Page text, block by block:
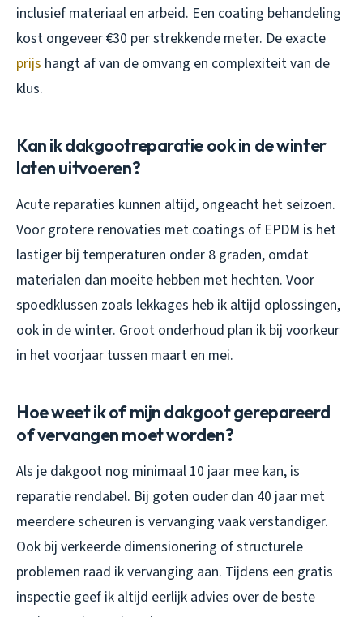
inclusief materiaal en arbeid. Een coating behandeling
kost ongeveer €30 per strekkende meter. De exacte
prijs hangt af van de omvang en complexiteit van de
klus.
Kan ik dakgootreparatie ook in de winter
laten uitvoeren?
Acute reparaties kunnen altijd, ongeacht het seizoen.
Voor grotere renovaties met coatings of EPDM is het
lastiger bij temperaturen onder 8 graden, omdat
materialen dan moeite hebben met hechten. Voor
spoedklussen zoals lekkages heb ik altijd oplossingen,
ook in de winter. Groot onderhoud plan ik bij voorkeur
in het voorjaar tussen maart en mei.
Hoe weet ik of mijn dakgoot gerepareerd
of vervangen moet worden?
Als je dakgoot nog minimaal 10 jaar mee kan, is
reparatie rendabel. Bij goten ouder dan 40 jaar met
meerdere scheuren is vervanging vaak verstandiger.
Ook bij verkeerde dimensionering of structurele
problemen raad ik vervanging aan. Tijdens een gratis
inspectie geef ik altijd eerlijk advies over de beste